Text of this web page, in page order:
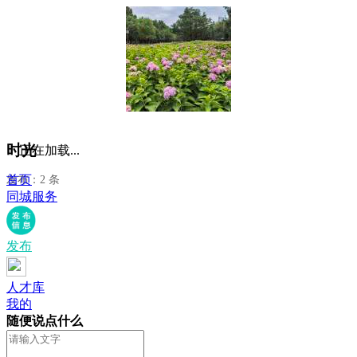
时光
发布：2 条
正在加载...
首页
同城服务
发布
人才库
我的
随便说点什么